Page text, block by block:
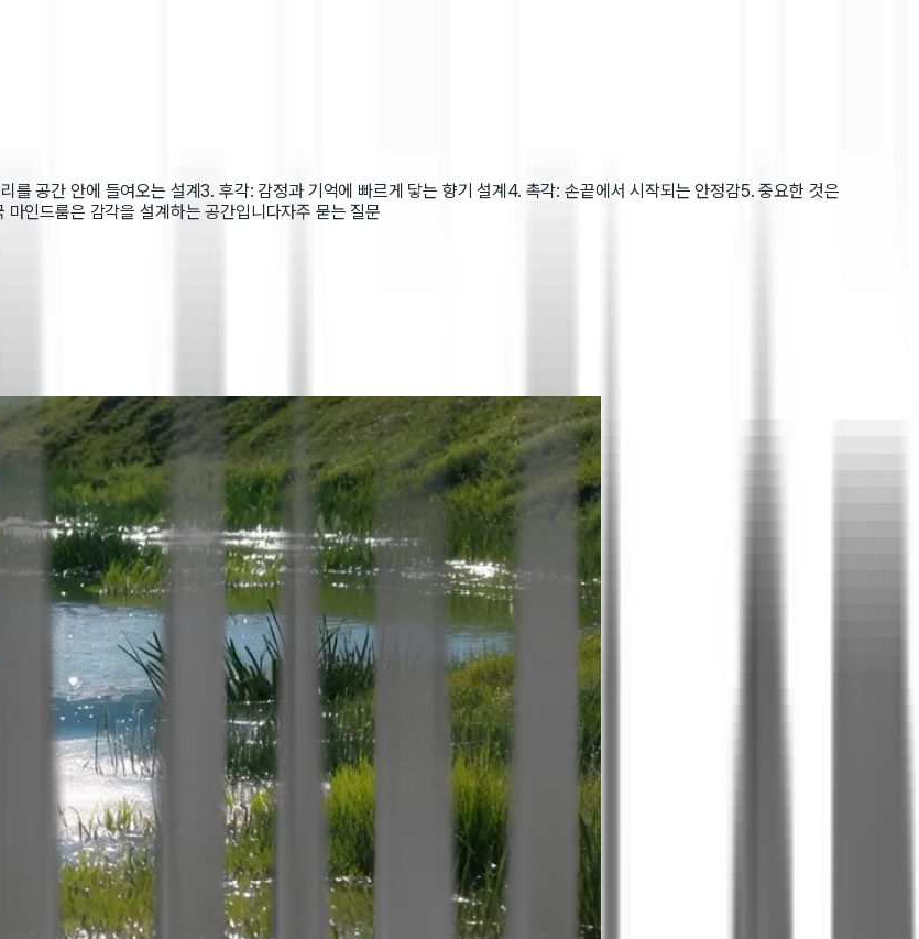
를 공간 안에 들여오는 설계3. 후각: 감정과 기억에 빠르게 닿는 향기 설계 4. 촉각: 손끝에서 시작되는 안정감5. 중요한 것은
마인드룸은 감각을 설계하는 공간입니다자주 묻는 질문